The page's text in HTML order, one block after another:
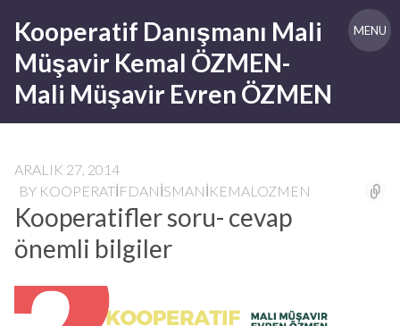
content
Kooperatif Danışmanı Mali
Müşavir Kemal ÖZMEN-
Mali Müşavir Evren ÖZMEN
MENU
ARALIK 27, 2014
BY KOOPERATIFDANISMANIKEMALOZMEN
Kooperatifler soru- cevap
önemli bilgiler